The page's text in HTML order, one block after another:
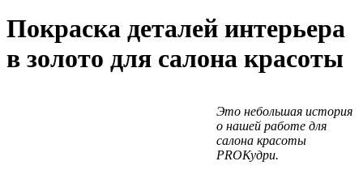
Покраска деталей интерьера
в золото для салона красоты
Это небольшая история
о нашей работе для
салона красоты
PROКудри.